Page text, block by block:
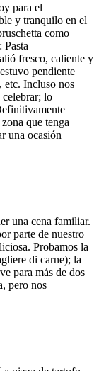
para el
y tranquilo en el
como
Pasta
fresco, caliente y
pendiente
etc. Incluso nos
celebrar; lo
que tenga
una ocasión
una cena familiar.
parte de nuestro
Probamos la
di carne); la
para más de dos
pero nos